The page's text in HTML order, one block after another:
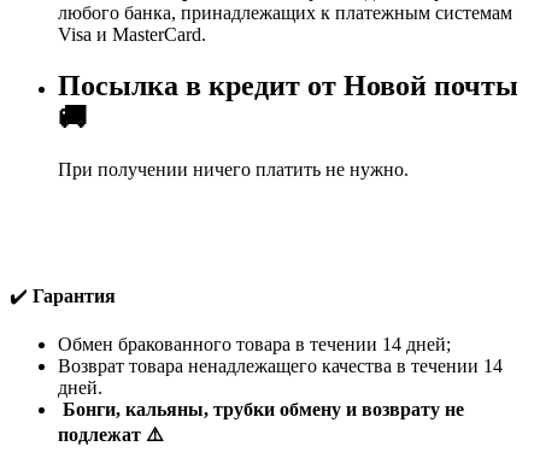
любого банка, принадлежащих к платежным системам
Visa и MasterCard.
Посылка в кредит от Новой почты
🚚
При получении ничего платить не нужно.
✔️ Гарантия
Обмен бракованного товара в течении 14 дней;
Возврат товара ненадлежащего качества в течении 14
дней.
Бонги, кальяны, трубки обмену и возврату не
подлежат ⚠️